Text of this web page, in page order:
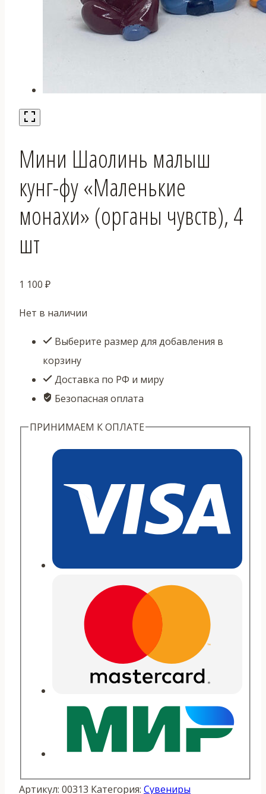
Мини Шаолинь малыш
кунг-фу «Маленькие
монахи» (органы чувств), 4
шт
1 100 ₽
Нет в наличии
Выберите размер для добавления в
корзину
Доставка по РФ и миру
Безопасная оплата
ПРИНИМАЕМ К ОПЛАТЕ
Артикул: 00313 Категория: Сувениры